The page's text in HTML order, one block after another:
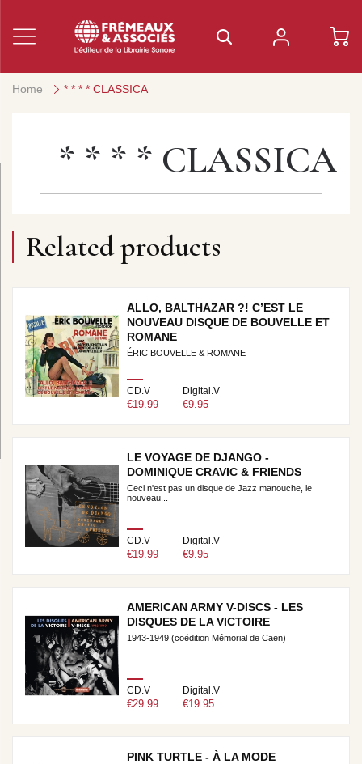
Home * * * * CLASSICA
* * * * CLASSICA
Related products
ALLO, BALTHAZAR ?! C’EST LE
NOUVEAU DISQUE DE BOUVELLE ET
ROMANE
ÉRIC BOUVELLE & ROMANE
CD.V
€19.99
Digital.V
€9.95
LE VOYAGE DE DJANGO -
DOMINIQUE CRAVIC & FRIENDS
Ceci n'est pas un disque de Jazz manouche, le
nouveau...
CD.V
€19.99
Digital.V
€9.95
AMERICAN ARMY V-DISCS - LES
DISQUES DE LA VICTOIRE
1943-1949 (coédition Mémorial de Caen)
CD.V
€29.99
Digital.V
€19.95
PINK TURTLE - À LA MODE